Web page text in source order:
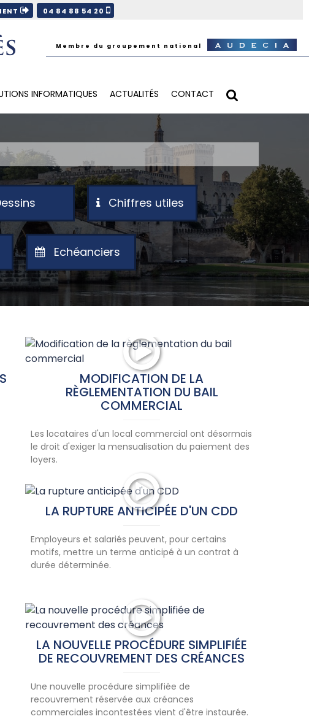
INFORMATIQUES ACTUALITÉS CONTACT
04 84 88 54 20
Chiffres utiles
Echéanciers
MODIFICATION DE LA
RÈGLEMENTATION DU BAIL
COMMERCIAL
Les locataires d'un local commercial ont désormais
le droit d'exiger la mensualisation du paiement des
loyers.
LA RUPTURE ANTICIPÉE D'UN CDD
Employeurs et salariés peuvent, pour certains
motifs, mettre un terme anticipé à un contrat à
durée déterminée.
LA NOUVELLE PROCÉDURE SIMPLIFIÉE
DE RECOUVREMENT DES CRÉANCES
Une nouvelle procédure simplifiée de
recouvrement réservée aux créances
commerciales incontestées vient d'être instaurée.